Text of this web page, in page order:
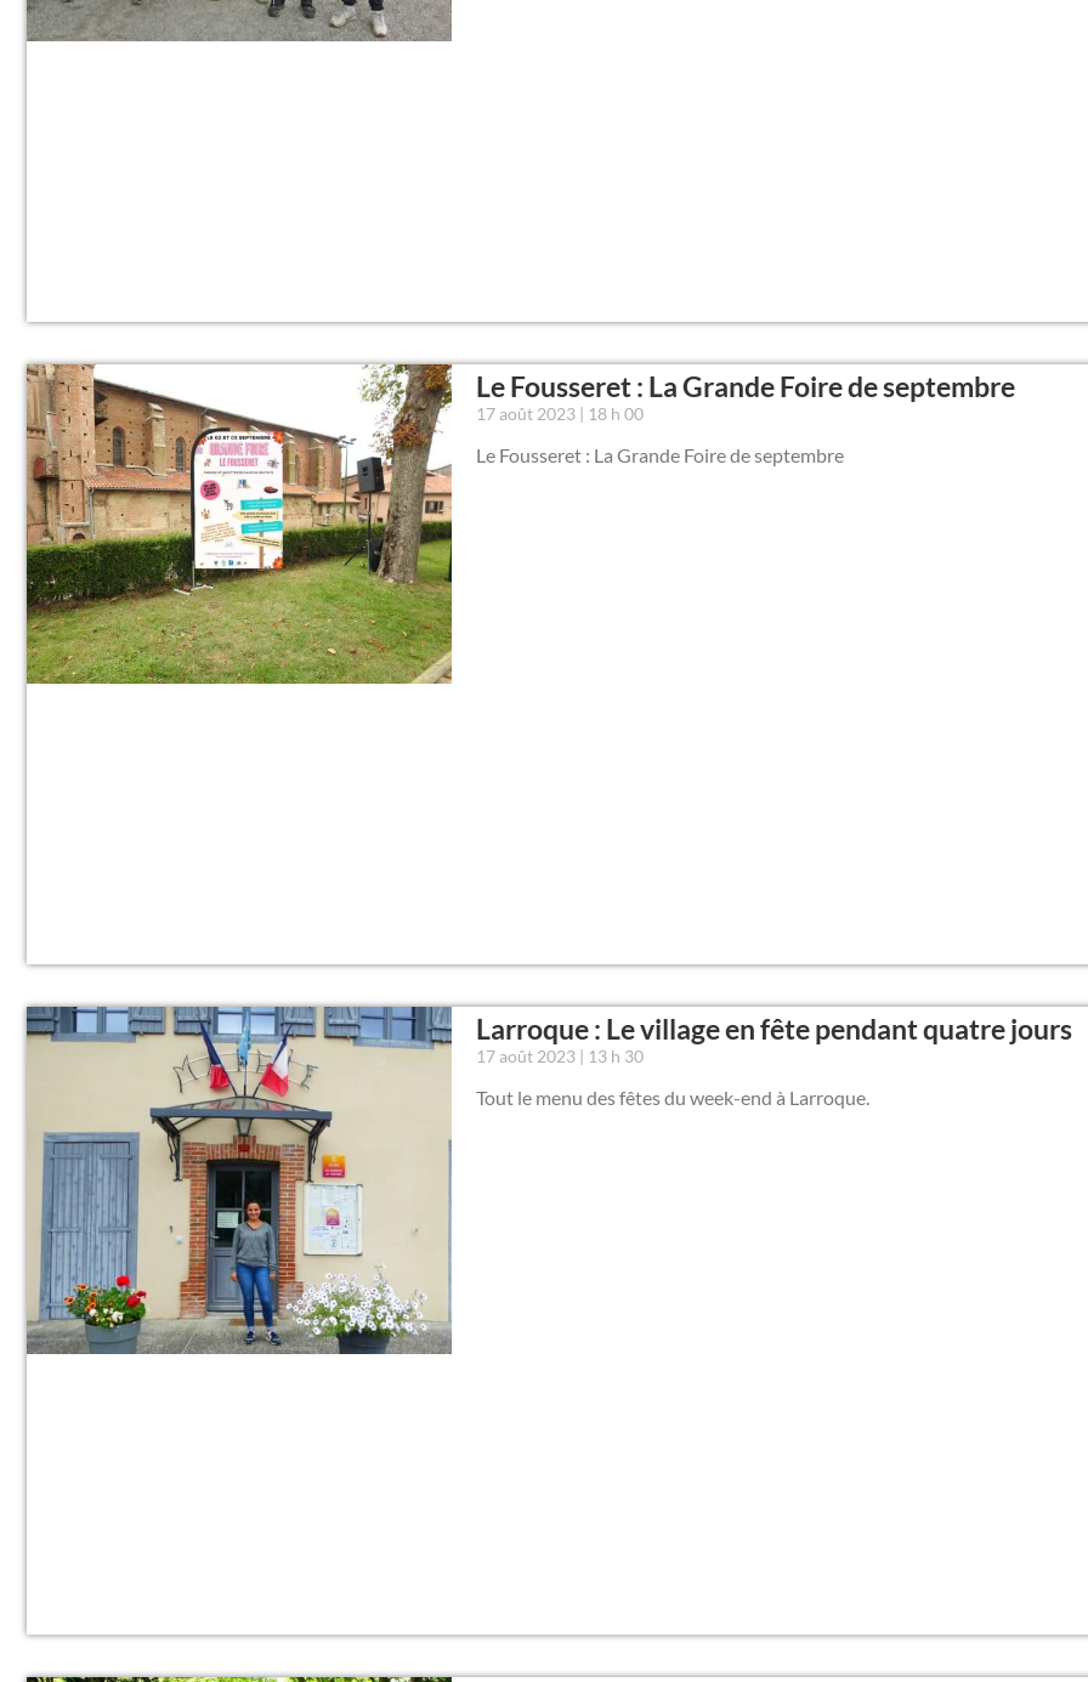
Le Fousseret : La Grande Foire de septembre
17 août 2023 18 h 00
Le Fousseret : La Grande Foire de septembre
Larroque : Le village en fête pendant quatre jours
17 août 2023 13 h 30
Tout le menu des fêtes du week-end à Larroque.